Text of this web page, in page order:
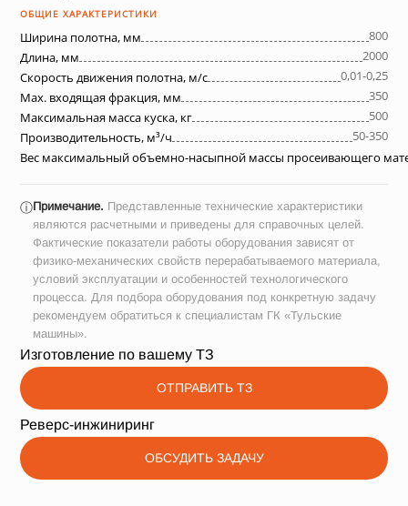
ОБЩИЕ ХАРАКТЕРИСТИКИ
Ширина полотна, мм
800
Длина, мм
2000
Скорость движения полотна, м/с
0,01-0,25
Max. входящая фракция, мм
350
Максимальная масса куска, кг
500
Производительность, м³/ч
50-350
Вес максимальный объемно-насыпной массы просеивающего
ⓘПримечание. Представленные технические характеристики
являются расчетными и приведены для справочных целей.
Фактические показатели работы оборудования зависят от
физико-механических свойств перерабатываемого материала,
условий эксплуатации и особенностей технологического
процесса. Для подбора оборудования под конкретную задачу
рекомендуем обратиться к специалистам ГК «Тульские
машины».
Изготовление по вашему ТЗ
ОТПРАВИТЬ ТЗ
Реверс-инжиниринг
ОБСУДИТЬ ЗАДАЧУ